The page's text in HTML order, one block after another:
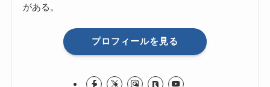
がある。
プロフィールを見る